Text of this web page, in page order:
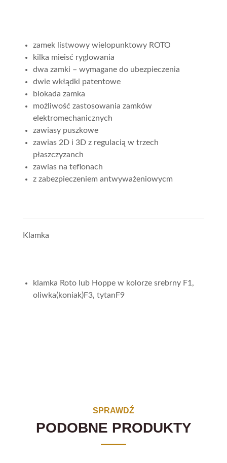
zamek listwowy wielopunktowy ROTO
kilka mieisć ryglowania
dwa zamki – wymagane do ubezpieczenia
dwie wkłądki patentowe
blokada zamka
możliwość zastosowania zamków
elektromechanicznych
zawiasy puszkowe
zawias 2D i 3D z regulacią w trzech
płaszczyzanch
zawias na teflonach
z zabezpieczeniem antwyważeniowycm
Klamka
klamka Roto lub Hoppe w kolorze srebrny F1,
oliwka(koniak)F3, tytanF9
SPRAWDŹ
PODOBNE PRODUKTY